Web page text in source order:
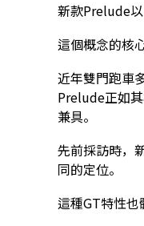
新款Prelude以
這個概念的核
近年雙門跑車
Prelude正如
兼具。
先前採訪時，
同的定位。
這種GT特性也